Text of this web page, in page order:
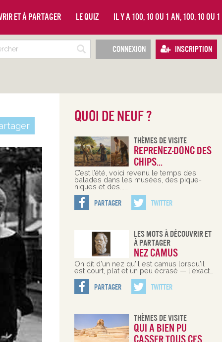
et à partager Le quiz Il y a 100, 10 ou 1 an, 100, 10 ou
Connexion Inscription
Quoi de neuf ?
Thèmes De Visite
Reprenez-donc des
chips...
C’est l’été, voici revenu le temps des
balades dans les musées, des pique-
niques et des...…
Partager Twitter
Les Mots À Découvrir Et
À Partager
Nez camus
On dit d'un nez qu'il est camus lorsqu'il
est court, plat et un peu écrasé — l'exact…
Partager Twitter
Thèmes De Visite
Qui a bien pu